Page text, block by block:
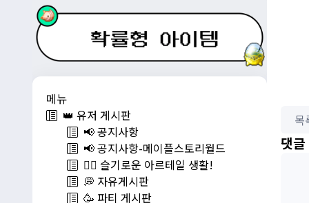
메뉴
👑 유저 게시판
📢 공지사항
📢 공지사항-메이플스토리월드
💁‍♂ 슬기로운 아르테일 생활!
💭 자유게시판
🥳 파티 게시판
목
댓글